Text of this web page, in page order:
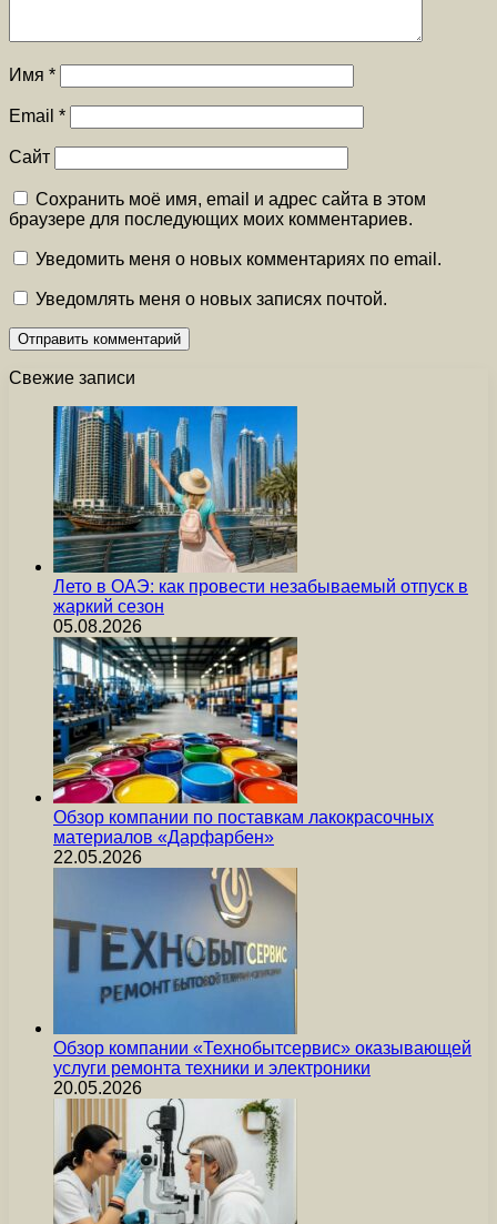
Имя *
Email *
Сайт
Сохранить моё имя, email и адрес сайта в этом
браузере для последующих моих комментариев.
Уведомить меня о новых комментариях по email.
Уведомлять меня о новых записях почтой.
Свежие записи
Лето в ОАЭ: как провести незабываемый отпуск в
жаркий сезон
05.08.2026
Обзор компании по поставкам лакокрасочных
материалов «Дарфарбен»
22.05.2026
Обзор компании «Технобытсервис» оказывающей
услуги ремонта техники и электроники
20.05.2026